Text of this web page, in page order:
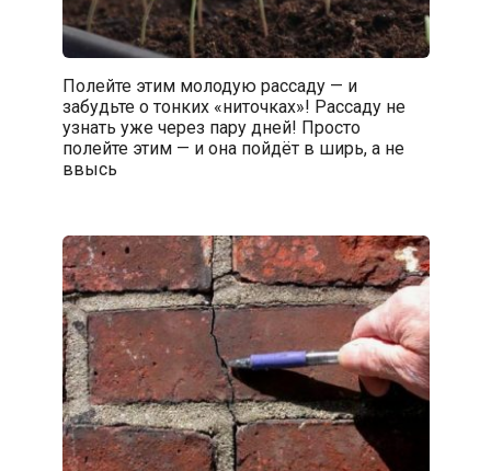
Полейте этим молодую рассаду — и
забудьте о тонких «ниточках»! Рассаду не
узнать уже через пару дней! Просто
полейте этим — и она пойдёт в ширь, а не
ввысь